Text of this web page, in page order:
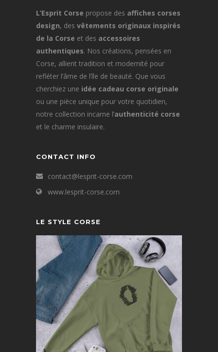
L’Esprit Corse propose des affiches corses
design, des vêtements originaux inspirés
de la Corse et des accessoires
authentiques. Nos créations, pensées en
Corse, allient tradition et modernité pour
refléter l’âme de l’île de beauté. Que vous
cherchiez une idée cadeau corse originale
ou une pièce unique pour votre quotidien,
notre collection incarne l’authenticité corse
et le charme insulaire.
CONTACT INFO
contact@lesprit-corse.com
www.lesprit-corse.com
LE STYLE CORSE